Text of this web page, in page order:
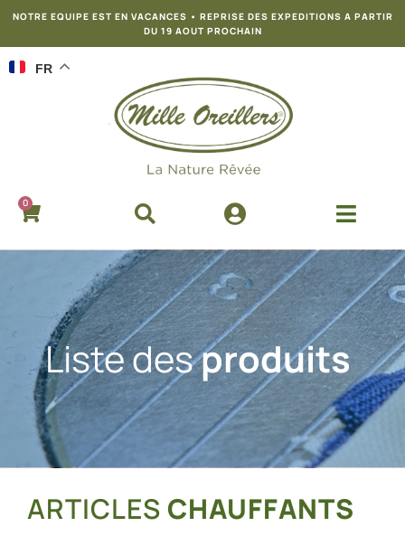
NOTRE EQUIPE EST EN VACANCES • REPRISE DES EXPEDITIONS A PARTIR
DU 19 AOUT PROCHAIN
FR
0
Liste desproduits
ARTICLES CHAUFFANTS